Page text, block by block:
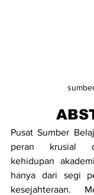
Pusat Sumber
peran krusial
kehidupan
hanya dari segi
kesejahteraan.